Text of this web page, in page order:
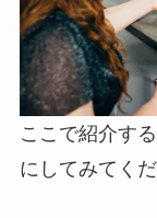
ここで紹介す
にしてみてくだ